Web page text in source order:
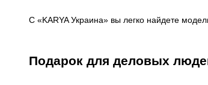
С «KARYA Украина» вы легко найдете
Подарок для деловых